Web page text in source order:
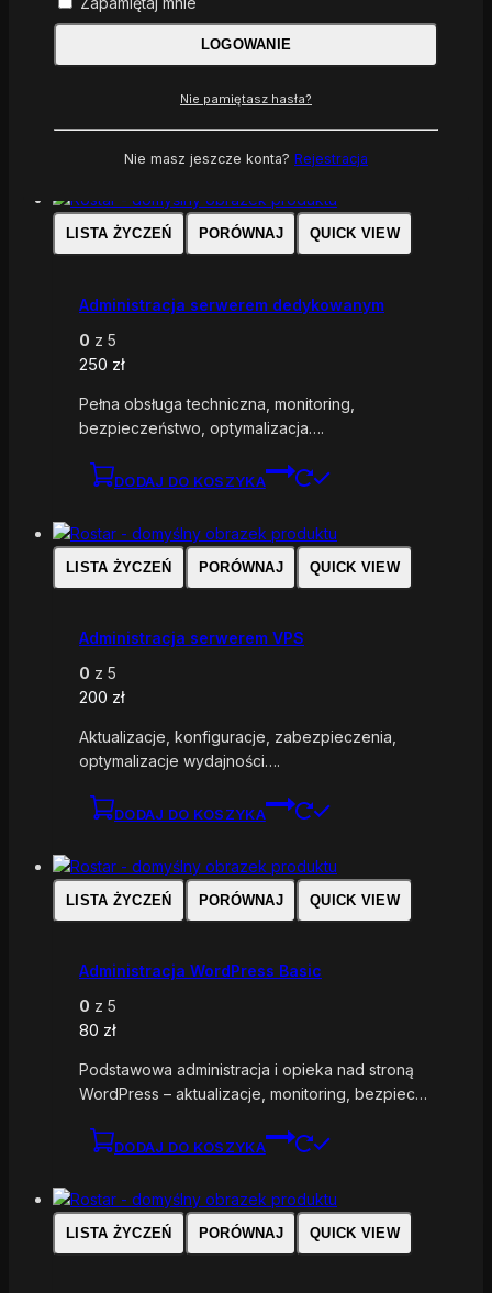
0z 5
90zł
Zarządzanie użytkownikami, bazami danych,
uprawnieniami i dostępami….
LISTA ŻYCZEŃ PORÓWNAJ QUICK VIEW
Administracja serwerem dedykowanym
0 z 5
250 zł
Pełna obsługa techniczna, monitoring,
bezpieczeństwo, optymalizacja….
DODAJ DO KOSZYKA
LISTA ŻYCZEŃ PORÓWNAJ QUICK VIEW
Administracja serwerem VPS
0 z 5
200 zł
Aktualizacje, konfiguracje, zabezpieczenia,
optymalizacje wydajności….
DODAJ DO KOSZYKA
LISTA ŻYCZEŃ PORÓWNAJ QUICK VIEW
Administracja WordPress Basic
0 z 5
80 zł
Podstawowa administracja i opieka nad stroną
WordPress – aktualizacje, monitoring, bezpiec…
DODAJ DO KOSZYKA
LISTA ŻYCZEŃ PORÓWNAJ QUICK VIEW
LOGOWANIE
Nie pamiętasz hasła?
Nie masz jeszcze konta? Rejestracja